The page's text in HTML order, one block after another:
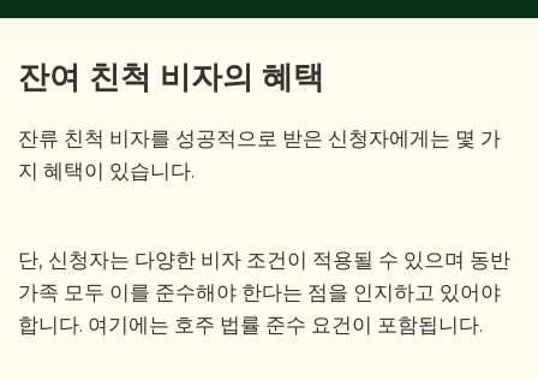
잔여 친척 비자의 혜택
잔류 친척 비자를 성공적으로 받은 신청자에게는 몇 가
지 혜택이 있습니다.
단, 신청자는 다양한 비자 조건이 적용될 수 있으며 동반
가족 모두 이를 준수해야 한다는 점을 인지하고 있어야
합니다. 여기에는 호주 법률 준수 요건이 포함됩니다.